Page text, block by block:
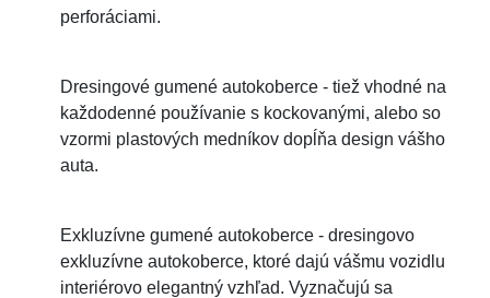
perforáciami.
Dresingové gumené autokoberce - tiež vhodné na
každodenné používanie s kockovanými, alebo so
vzormi plastových medníkov dopĺňa design vášho
auta.
Exkluzívne gumené autokoberce - dresingovo
exkluzívne autokoberce, ktoré dajú vášmu vozidlu
interiérovo elegantný vzhľad. Vyznačujú sa